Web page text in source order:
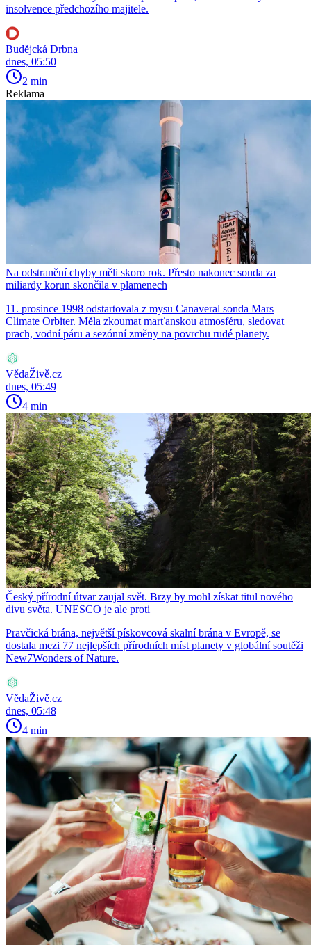
insolvence předchozího majitele.
Budějcká Drbna
dnes, 05:50
2 min
Reklama
Na odstranění chyby měli skoro rok. Přesto nakonec sonda za
miliardy korun skončila v plamenech
11. prosince 1998 odstartovala z mysu Canaveral sonda Mars
Climate Orbiter. Měla zkoumat marťanskou atmosféru, sledovat
prach, vodní páru a sezónní změny na povrchu rudé planety.
VědaŽivě.cz
dnes, 05:49
4 min
Český přírodní útvar zaujal svět. Brzy by mohl získat titul nového
divu světa. UNESCO je ale proti
Pravčická brána, největší pískovcová skalní brána v Evropě, se
dostala mezi 77 nejlepších přírodních míst planety v globální soutěži
New7Wonders of Nature.
VědaŽivě.cz
dnes, 05:48
4 min